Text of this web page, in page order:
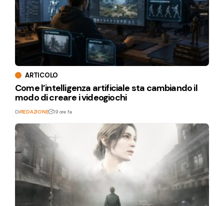
ARTICOLO
Come l’intelligenza artificiale sta cambiando il
modo di creare i videogiochi
DiREDAZIONE 19 ore fa